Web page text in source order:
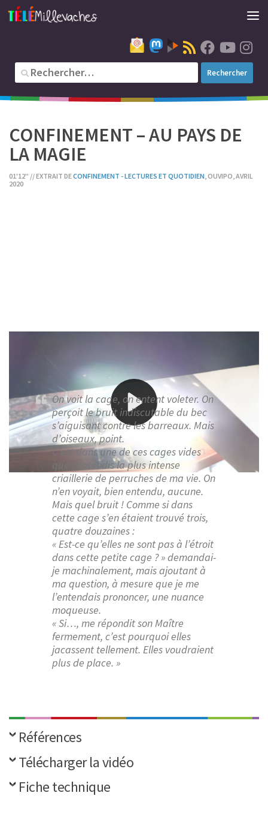
CONFINEMENT – AU PAYS DE
LA MAGIE
01'12'' // EXTRAIT DECONFINEMENT - LECTURES ET QUOTIDIEN , OUVIPO, AVRIL
2020
Henri Michaux et un passage de son recueil
Au pays de
On voit la cage, on entent voleter. On
perçoit le bruit indiscutable du bec
s’aiguisant contre les barreaux. Mais
d’oiseaux, point.
C’est dans une de ces cages vides
que j’entendis la plus intense
criaillerie de perruches de ma vie. On
n’en voyait, bien entendu, aucune.
Mais quel bruit ! Comme si dans
cette cage s’en étaient trouvé trois,
quatre douzaines :
« Est-ce qu’elles ne sont pas à l’étroit
dans cette petite cage ? » demandai-
je machinalement, mais ajoutant à
ma question, à mesure que je me
l’entendais prononcer, une nuance
moqueuse.
« Si…, me répondit son Maître
fermement, c’est pourquoi elles
jacassent tellement. Elles voudraient
plus de place. »
Références
Télécharger la vidéo
Fiche technique